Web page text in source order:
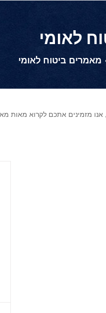
לאומי
מאמרים ביטוח לאומי
, אנו מזמינים אתכם לקרוא מאות